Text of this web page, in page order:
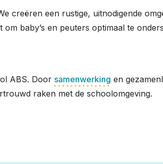
creëren een rustige, uitnodigende
baby’s en peuters optimaal te
ABS. Door samenwerking en
raken met de schoolomgeving.